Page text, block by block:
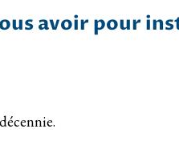
avoir pour